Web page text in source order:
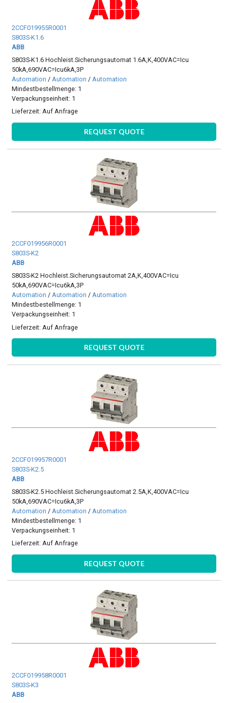
2CCF019955R0001
S803S-K1.6
ABB
S803S-K1.6 Hochleist.Sicherungsautomat 1.6A,K,400VAC=Icu
50kA,690VAC=Icu6kA,3P
Automation / Automation / Automation
Mindestbestellmenge: 1
Verpackungseinheit: 1
Lieferzeit:Auf Anfrage
REQUEST QUOTE
2CCF019956R0001
S803S-K2
ABB
S803S-K2 Hochleist.Sicherungsautomat 2A,K,400VAC=Icu
50kA,690VAC=Icu6kA,3P
Automation /Automation /Automation
Mindestbestellmenge: 1
Verpackungseinheit: 1
Lieferzeit: Auf Anfrage
REQUEST QUOTE
2CCF019957R0001
S803S-K2.5
ABB
S803S-K2.5 Hochleist.Sicherungsautomat 2.5A,K,400VAC=Icu
50kA,690VAC=Icu6kA,3P
Automation / Automation / Automation
Mindestbestellmenge: 1
Verpackungseinheit: 1
Lieferzeit:Auf Anfrage
REQUEST QUOTE
2CCF019958R0001
S803S-K3
ABB